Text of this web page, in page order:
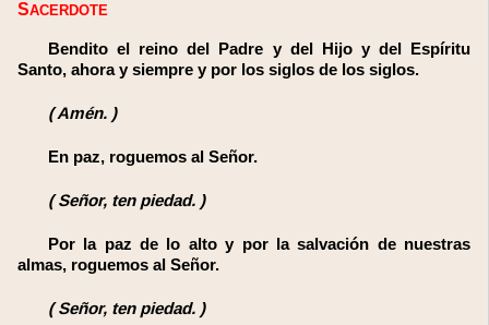
SACERDOTE
Bendito el reino del Padre y del Hijo y del Espíritu
Santo, ahora y siempre y por los siglos de los siglos.
(Amén. )
En paz, roguemos al Señor.
( Señor, ten piedad. )
Por la paz de lo alto y por la salvación de nuestras
almas, roguemos al Señor.
( Señor, ten piedad. )